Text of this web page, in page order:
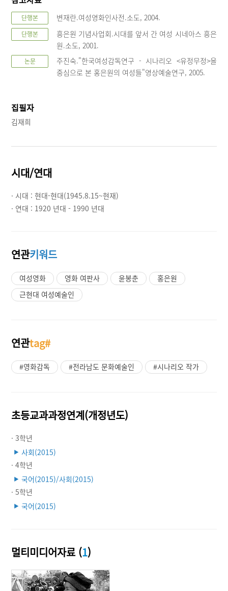
단행본 변재란.여성영화인사전.소도, 2004.
단행본
흥은원 기념사업회.시대를 앞서 간 여성 시네아스 흥은
원.소도, 2001.
논문
주진숙."한국여성감독연구 - 시나리오 <유정무정>을
중심으로 본 홍은원의 여성들"영상예술연구, 2005.
집필자
김재희
시대/연대
· 시대 :현대-현대(1945.8.15~현재)
· 연대 : 1920 년대 - 1990 년대
연관키워드
여성영화 영화 여판사 윤봉춘
홍은원
근현대 여성예술인
연관tag#
#영화감독 #전라남도 문화예술인 #시나리오 작가
초등교과과정연계(개정년도)
· 3학년
▶ 사회(2015)
· 4학년
▶ 국어(2015)/사회(2015)
· 5학년
▶ 국어(2015)
멀티미디어자료 (1)